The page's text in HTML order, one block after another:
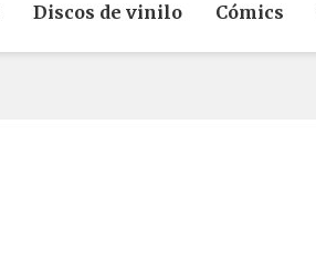
Discos de vinilo Cómics